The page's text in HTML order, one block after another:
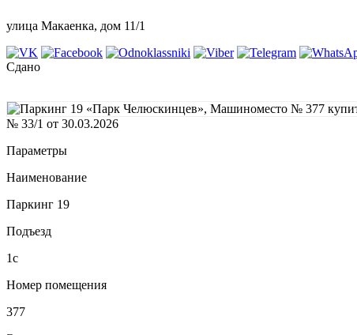
улица Макаенка, дом 11/1
Сдано
№ 33/1 от 30.03.2026
Параметры
Наименование
Паркинг 19
Подъезд
1с
Номер помещения
377